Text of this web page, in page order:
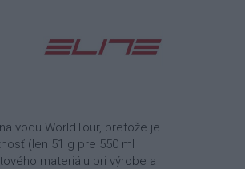
vodu WorldTour, pretože je
(len 51 g pre 550 ml
materiálu pri výrobe a